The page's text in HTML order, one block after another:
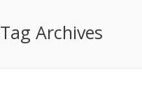
Tag Archives: